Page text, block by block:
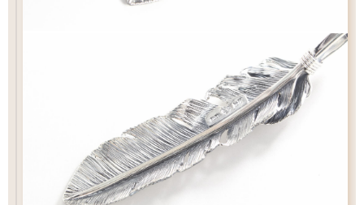
ペンダントの状態でお届け致します